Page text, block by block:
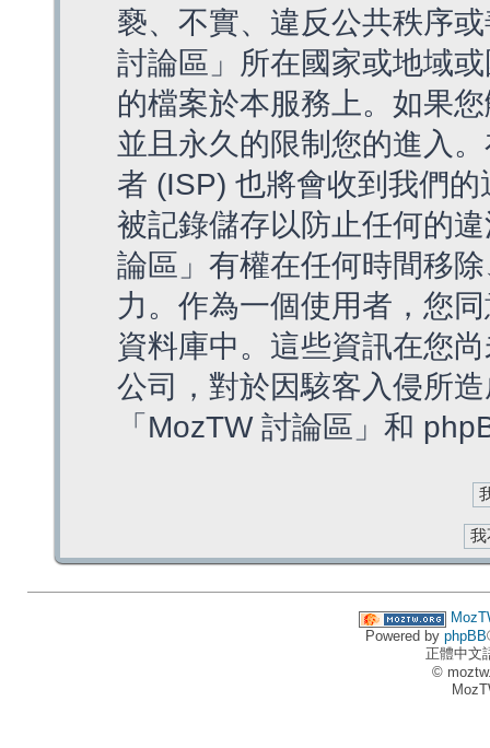
褻、不實、違反公共秩序
討論區」所在國家或地域
的檔案於本服務上。如果
並且永久的限制您的進入
者 (ISP) 也將會收到我們
被記錄儲存以防止任何的
論區」有權在任何時間移
力。作為一個使用者，您
資料庫中。這些資訊在您
公司，對於因駭客入侵所
「MozTW 討論區」和
Powered by phpBB
正體中文
©